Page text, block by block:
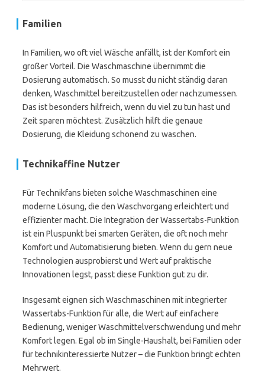
Familien
In Familien, wo oft viel Wäsche anfällt, ist der Komfort ein
großer Vorteil. Die Waschmaschine übernimmt die
Dosierung automatisch. So musst du nicht ständig daran
denken, Waschmittel bereitzustellen oder nachzumessen.
Das ist besonders hilfreich, wenn du viel zu tun hast und
Zeit sparen möchtest. Zusätzlich hilft die genaue
Dosierung, die Kleidung schonend zu waschen.
Technikaffine Nutzer
Für Technikfans bieten solche Waschmaschinen eine
moderne Lösung, die den Waschvorgang erleichtert und
effizienter macht. Die Integration der Wassertabs-Funktion
ist ein Pluspunkt bei smarten Geräten, die oft noch mehr
Komfort und Automatisierung bieten. Wenn du gern neue
Technologien ausprobierst und Wert auf praktische
Innovationen legst, passt diese Funktion gut zu dir.
Insgesamt eignen sich Waschmaschinen mit integrierter
Wassertabs-Funktion für alle, die Wert auf einfachere
Bedienung, weniger Waschmittelverschwendung und mehr
Komfort legen. Egal ob im Single-Haushalt, bei Familien oder
für technikinteressierte Nutzer – die Funktion bringt echten
Mehrwert.